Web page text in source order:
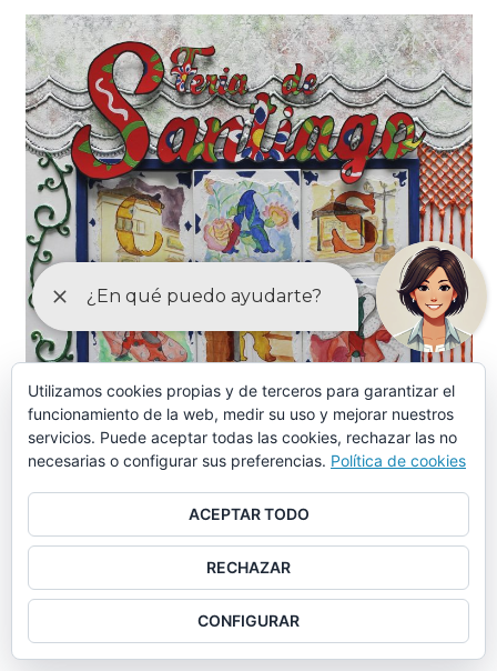
Utilizamos cookies propias y de terceros para garantizar el
funcionamiento de la web, medir su uso y mejorar nuestros
servicios. Puede aceptar todas las cookies, rechazar las no
necesarias o configurar sus preferencias. Política de cookies
ACEPTAR TODO
RECHAZAR
CONFIGURAR